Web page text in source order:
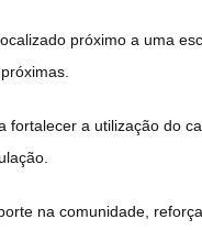
próximo a uma
fortalecer a utilização do
na comunidade,